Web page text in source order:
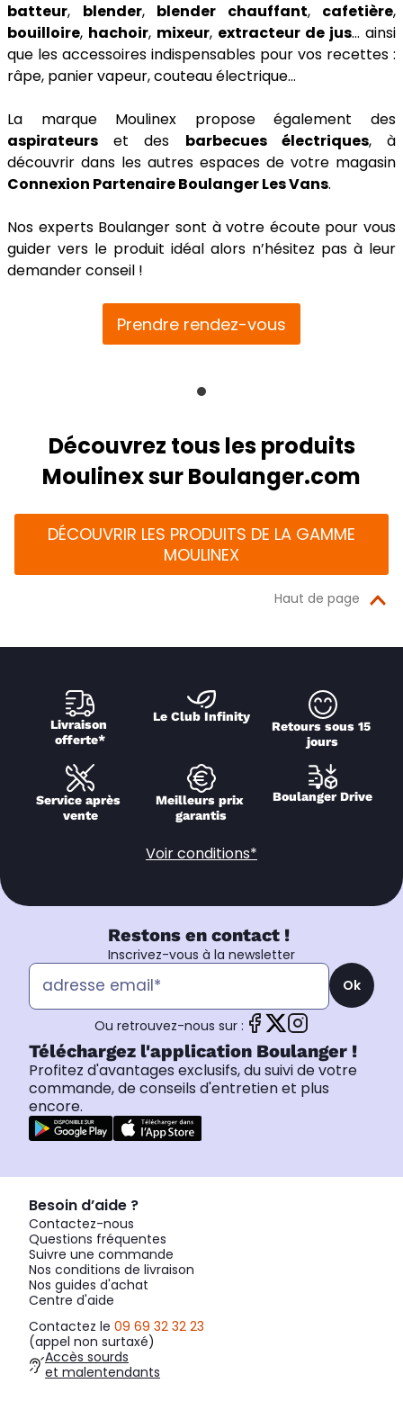
batteur, blender, blender chauffant, cafetière,
bouilloire, hachoir, mixeur, extracteur de jus… ainsi
que les accessoires indispensables pour vos recettes :
râpe, panier vapeur, couteau électrique…
La marque Moulinex propose également des
aspirateurs et des barbecues électriques, à
découvrir dans les autres espaces de votre magasin
Connexion Partenaire Boulanger Les Vans.
Nos experts Boulanger sont à votre écoute pour vous
guider vers le produit idéal alors n’hésitez pas à leur
demander conseil !
Prendre rendez-vous
Découvrez tous les produits
Moulinex sur Boulanger.com
DÉCOUVRIR LES PRODUITS DE LA GAMME
MOULINEX
Haut de page
Livraison
offerte*
Le Club Infinity
Retours sous 15
jours
Service après
vente
Meilleurs prix
garantis
Boulanger Drive
Voir conditions*
Restons en contact !
Inscrivez-vous à la newsletter
Ok
Ou retrouvez-nous sur :
Téléchargez l'application Boulanger !
Profitez d'avantages exclusifs, du suivi de votre
commande, de conseils d'entretien et plus
encore.
Besoin d’aide ?
Contactez-nous
Questions fréquentes
Suivre une commande
Nos conditions de livraison
Nos guides d'achat
Centre d'aide
Contactez le 09 69 32 32 23
(appel non surtaxé)
Accès sourds
et malentendants